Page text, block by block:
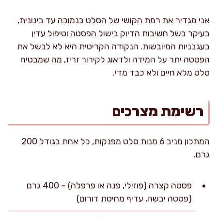
אני מגדיר את רמת הקושי של הסלט כנמוכה עד בינונית,
בעיקר בשל חשיבות הדיוק בישול הפסטה וטיפול עדין
בעגבניות המיובשות. הנקודה הקריטית היא לא לבשל את
הפסטה יתר על המידה ולדאוג לקירור זריז, מה שמבטיח
סלט מלא חיים ולא כבד מדי.
רשימת מצרכים
המתכון מניב 6 מנות סלט מפנקות, כל אחת בגודל 200
גרם.
פסטה קצרה (פוזילי, פנה או פרפלה) – 400 גרם
(פסטה יבשה, עדיף מחיטת דורום)